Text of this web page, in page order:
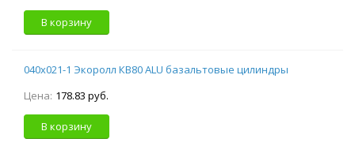
В корзину
040х021-1 Экоролл КВ80 ALU базальтовые цилиндры
Цена: 178.83 руб.
В корзину